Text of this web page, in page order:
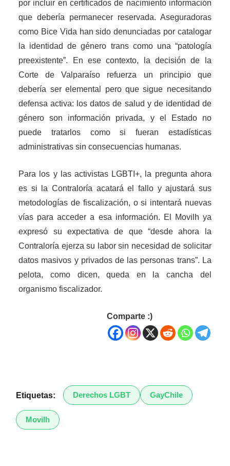
por incluir en certificados de nacimiento información
que debería permanecer reservada. Aseguradoras
como Bice Vida han sido denunciadas por catalogar
la identidad de género trans como una “patología
preexistente”. En ese contexto, la decisión de la
Corte de Valparaíso refuerza un principio que
debería ser elemental pero que sigue necesitando
defensa activa: los datos de salud y de identidad de
género son información privada, y el Estado no
puede tratarlos como si fueran estadísticas
administrativas sin consecuencias humanas.
Para los y las activistas LGBTI+, la pregunta ahora
es si la Contraloría acatará el fallo y ajustará sus
metodologías de fiscalización, o si intentará nuevas
vías para acceder a esa información. El Movilh ya
expresó su expectativa de que “desde ahora la
Contraloría ejerza su labor sin necesidad de solicitar
datos masivos y privados de las personas trans”. La
pelota, como dicen, queda en la cancha del
organismo fiscalizador.
Comparte :)
Etiquetas: Derechos LGBT GayChile
Movilh